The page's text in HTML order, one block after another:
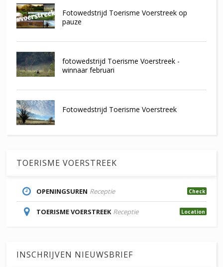
Fotowedstrijd Toerisme Voerstreek op
pauze
fotowedstrijd Toerisme Voerstreek -
winnaar februari
Fotowedstrijd Toerisme Voerstreek
TOERISME VOERSTREEK
OPENINGSUREN Receptie Check
TOERISME VOERSTREEK Receptie Location
INSCHRIJVEN NIEUWSBRIEF